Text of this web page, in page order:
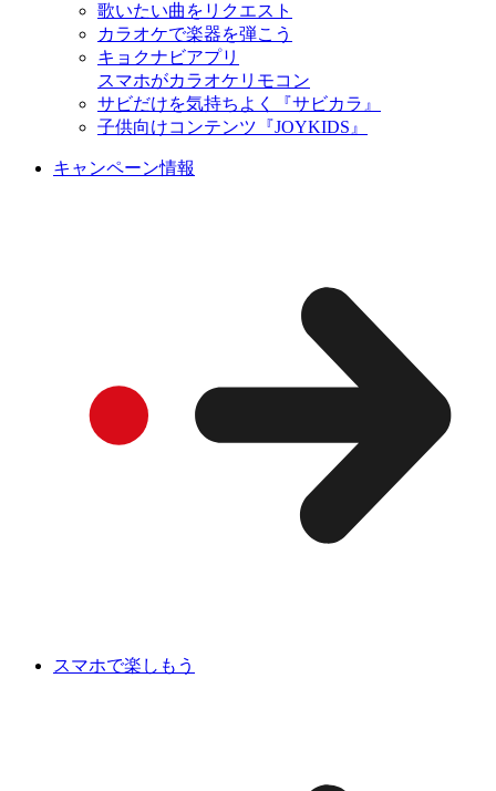
歌いたい曲をリクエスト
カラオケで楽器を弾こう
キョクナビアプリ
スマホがカラオケリモコン
サビだけを気持ちよく『サビカラ』
子供向けコンテンツ『JOYKIDS』
キャンペーン情報
スマホで楽しもう